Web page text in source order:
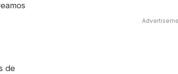
de